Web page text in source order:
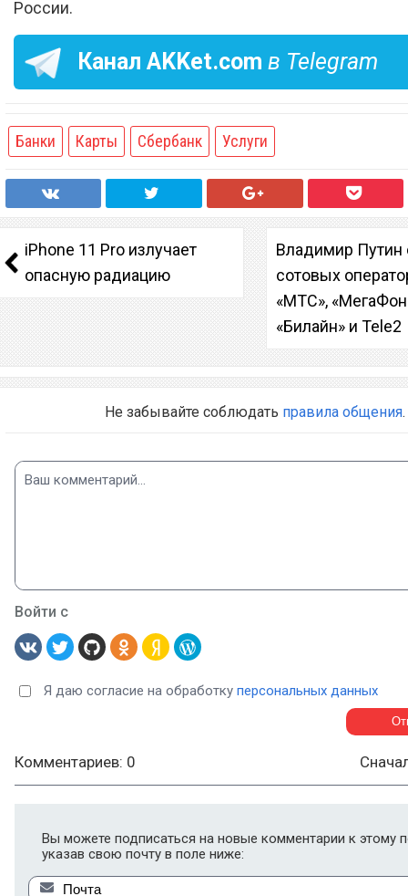
России.
Канал AKKet.com в Telegram
Банки Карты Сбербанк Услуги
iPhone 11 Pro излучает
опасную радиацию
Владимир Путин
сотовых
«МТС»,
«Билайн» и Tele2
Не забывайте соблюдать правила общения.
Войти с
Я даю согласие на обработку персональных данных
Комментариев: 0
Вы можете подписаться на новые комментарии к этому
указав свою почту в поле ниже: